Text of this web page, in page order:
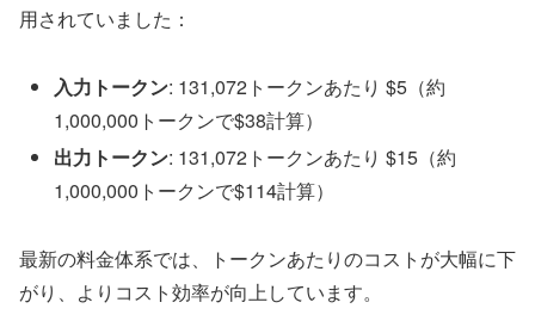
用されていました：
入力トークン: 131,072トークンあたり $5（約
1,000,000トークンで$38計算）
出力トークン: 131,072トークンあたり $15（約
1,000,000トークンで$114計算）
最新の料金体系では、トークンあたりのコストが大幅に下
がり、よりコスト効率が向上しています。